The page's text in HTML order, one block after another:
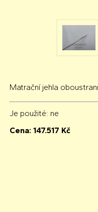
Matrační jehla
Je použité: ne
Cena: 147.517 Kč